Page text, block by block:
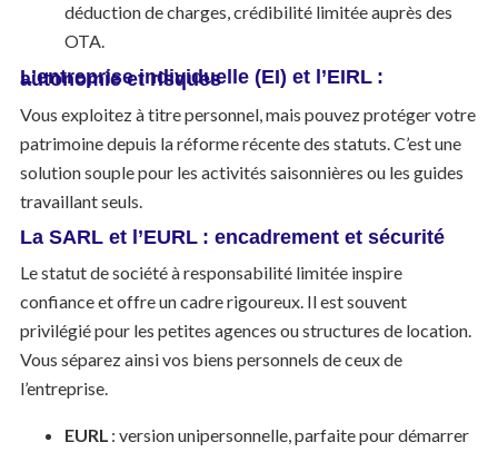
déduction de charges, crédibilité limitée auprès des
OTA.
L’entreprise individuelle (EI) et l’EIRL : autonomie et risques
Vous exploitez à titre personnel, mais pouvez protéger votre
patrimoine depuis la réforme récente des statuts. C’est une
solution souple pour les activités saisonnières ou les guides
travaillant seuls.
La SARL et l’EURL : encadrement et sécurité
Le statut de société à responsabilité limitée inspire
confiance et offre un cadre rigoureux. Il est souvent
privilégié pour les petites agences ou structures de location.
Vous séparez ainsi vos biens personnels de ceux de
l’entreprise.
EURL : version unipersonnelle, parfaite pour démarrer